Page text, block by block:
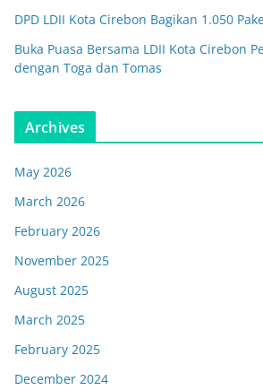
DPD LDII Kota Cirebon Bagikan 1.050
Buka Puasa Bersama LDII Kota Cirebon
dengan Toga dan Tomas
Archives
May 2026
March 2026
February 2026
November 2025
August 2025
March 2025
February 2025
December 2024